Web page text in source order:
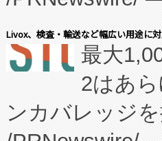
す。FCCM‑を
患者にとって
のアクセスを
Fully-
会社エーアイ
President原信
ードする
ーエネルギー
Livox、検査・輸送など幅広い用途に
最大
2はあ
ンカバレッジ